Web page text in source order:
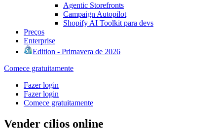
Agentic Storefronts
Campaign Autopilot
Shopify AI Toolkit para devs
Preços
Enterprise
Edition - Primavera de 2026
Comece gratuitamente
Fazer login
Fazer login
Comece gratuitamente
Vender cílios online